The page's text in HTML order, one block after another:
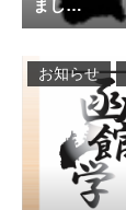
まし…
お知らせ